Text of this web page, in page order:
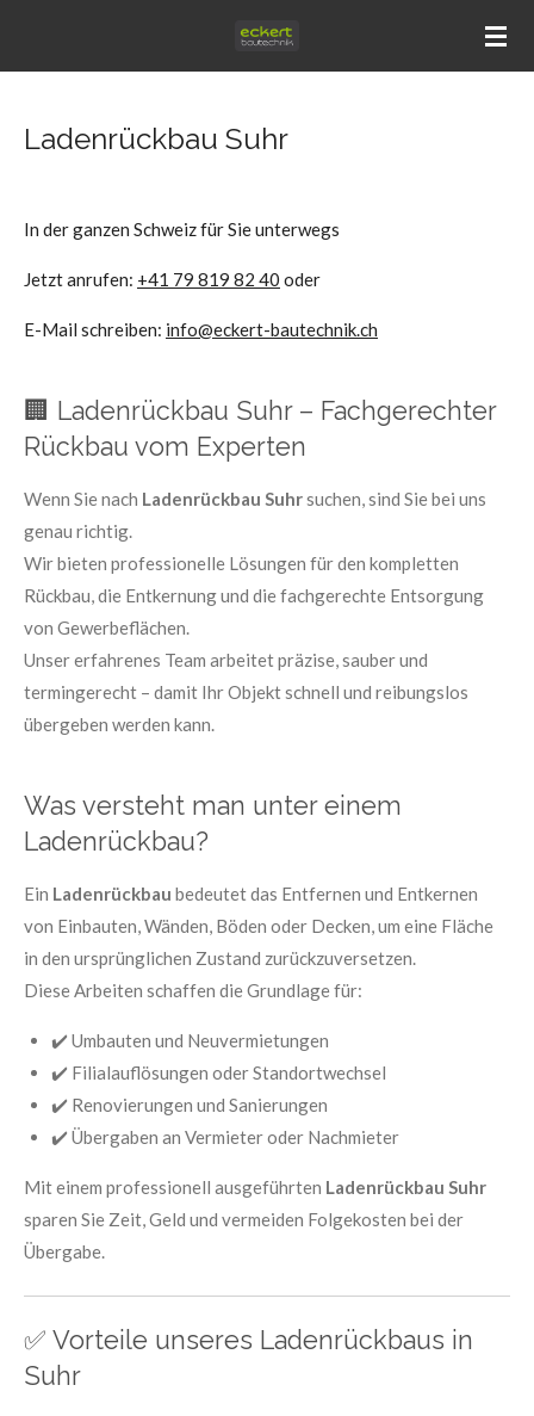
Ladenrückbau Suhr
In der ganzen Schweiz für Sie unterwegs
Jetzt anrufen: +41 79 819 82 40 oder
E-Mail schreiben: info@eckert-bautechnik.ch
🏢 Ladenrückbau Suhr – Fachgerechter
Rückbau vom Experten
Wenn Sie nach Ladenrückbau Suhrsuchen, sind Sie bei uns
genau richtig.
Wir bieten professionelle Lösungen für den kompletten
Rückbau, die Entkernung und die fachgerechte Entsorgung
von Gewerbeflächen.
Unser erfahrenes Team arbeitet präzise, sauber und
termingerecht – damit Ihr Objekt schnell und reibungslos
übergeben werden kann.
Was versteht man unter einem
Ladenrückbau?
Ein Ladenrückbau bedeutet das Entfernen und Entkernen
von Einbauten, Wänden, Böden oder Decken, um eine Fläche
in den ursprünglichen Zustand zurückzuversetzen.
Diese Arbeiten schaffen die Grundlage für:
✔️ Umbauten und Neuvermietungen
✔️ Filialauflösungen oder Standortwechsel
✔️ Renovierungen und Sanierungen
✔️ Übergaben an Vermieter oder Nachmieter
Mit einem professionell ausgeführten Ladenrückbau Suhr
sparen Sie Zeit, Geld und vermeiden Folgekosten bei der
Übergabe.
✅ Vorteile unseres Ladenrückbaus in
Suhr